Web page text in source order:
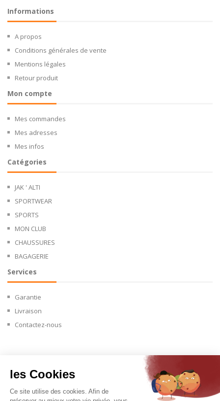
Informations
A propos
Conditions générales de vente
Mentions légales
Retour produit
Mon compte
Mes commandes
Mes adresses
Mes infos
Catégories
JAK ' ALTI
SPORTWEAR
SPORTS
MON CLUB
CHAUSSURES
BAGAGERIE
Services
Garantie
Livraison
Contactez-nous
les Cookies
Ce site utilise des cookies. Afin de